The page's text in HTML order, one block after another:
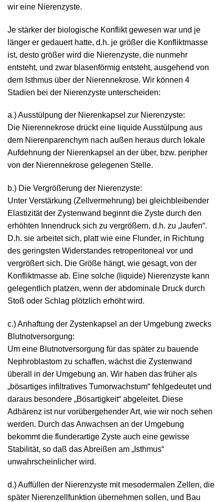
wir eine Nierenzyste.
Je stärker der biologische Konflikt gewesen war und je
länger er gedauert hatte, d.h. je größer die Konfliktmasse
ist, desto größer wird die Nierenzyste, die nunmehr
entsteht, und zwar blasenförmig entsteht, ausgehend von
dem Isthmus über der Nierennekrose. Wir können 4
Stadien bei der Nierenzyste unterscheiden:
a.) Ausstülpung der Nierenkapsel zur Nierenzyste:
Die Nierennekrose drückt eine liquide Ausstülpung aus
dem Nierenparenchym nach außen heraus durch lokale
Aufdehnung der Nierenkapsel an der über, bzw. peripher
von der Nierennekrose gelegenen Stelle.
b.) Die Vergrößerung der Nierenzyste:
Unter Verstärkung (Zellvermehrung) bei gleichbleibender
Elastizität der Zystenwand beginnt die Zyste durch den
erhöhten Innendruck sich zu vergrößern, d.h. zu „laufen“.
D.h. sie arbeitet sich, platt wie eine Flunder, in Richtung
des geringsten Widerstandes retroperitoneal vor und
vergrößert sich. Die Größe hängt, wie gesagt, von der
Konfliktmasse ab. Eine solche (liquide) Nierenzyste kann
gelegentlich platzen, wenn der abdominale Druck durch
Stoß oder Schlag plötzlich erhöht wird.
c.) Anhaftung der Zystenkapsel an der Umgebung zwecks
Blutnotversorgung:
Um eine Blutnotversorgung für das später zu bauende
Nephroblastom zu schaffen, wächst die Zystenwand
überall in der Umgebung an. Wir haben das früher als
„bösartiges infiltratives Tumorwachstum“ fehlgedeutet und
daraus besondere „Bösartigkeit“ abgeleitet. Diese
Adhärenz ist nur vorübergehender Art, wie wir noch sehen
werden. Durch das Anwachsen an der Umgebung
bekommt die flunderartige Zyste auch eine gewisse
Stabilität, so daß das Abreißen am „Isthmus“
unwahrscheinlicher wird.
d.) Auffüllen der Nierenzyste mit mesodermalen Zellen, die
später Nierenzellfunktion übernehmen sollen, und Bau